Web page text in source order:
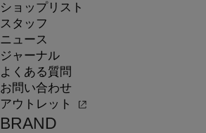
ショップリスト
スタッフ
ニュース
ジャーナル
よくある質問
お問い合わせ
アウトレット
BRAND